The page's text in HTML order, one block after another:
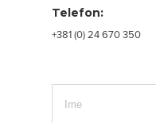
Telefon:
+381 (0) 24 670 350